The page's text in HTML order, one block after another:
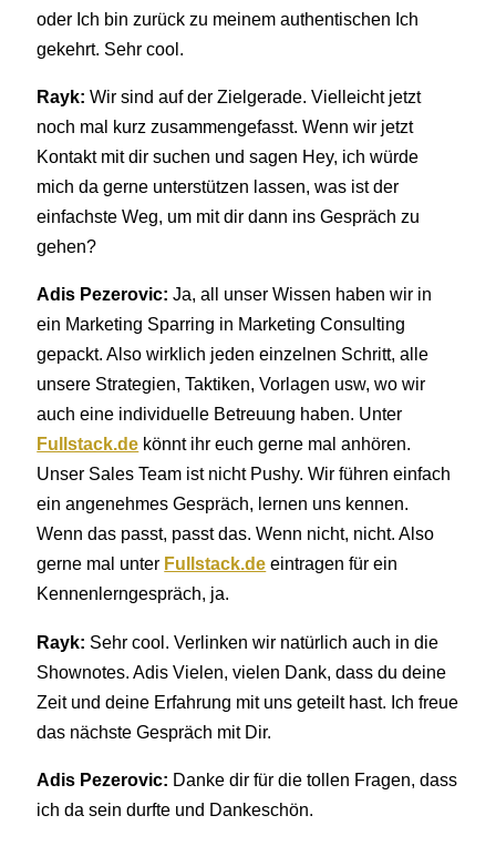
oder Ich bin zurück zu meinem authentischen Ich
gekehrt. Sehr cool.
Rayk: Wir sind auf der Zielgerade. Vielleicht jetzt
noch mal kurz zusammengefasst. Wenn wir jetzt
Kontakt mit dir suchen und sagen Hey, ich würde
mich da gerne unterstützen lassen, was ist der
einfachste Weg, um mit dir dann ins Gespräch zu
gehen?
Adis Pezerovic: Ja, all unser Wissen haben wir in
ein Marketing Sparring in Marketing Consulting
gepackt. Also wirklich jeden einzelnen Schritt, alle
unsere Strategien, Taktiken, Vorlagen usw, wo wir
auch eine individuelle Betreuung haben. Unter
Fullstack.de könnt ihr euch gerne mal anhören.
Unser Sales Team ist nicht Pushy. Wir führen einfach
ein angenehmes Gespräch, lernen uns kennen.
Wenn das passt, passt das. Wenn nicht, nicht. Also
gerne mal unter Fullstack.de eintragen für ein
Kennenlerngespräch, ja.
Rayk: Sehr cool. Verlinken wir natürlich auch in die
Shownotes. Adis Vielen, vielen Dank, dass du deine
Zeit und deine Erfahrung mit uns geteilt hast. Ich freue
das nächste Gespräch mit Dir.
Adis Pezerovic: Danke dir für die tollen Fragen, dass
ich da sein durfte und Dankeschön.